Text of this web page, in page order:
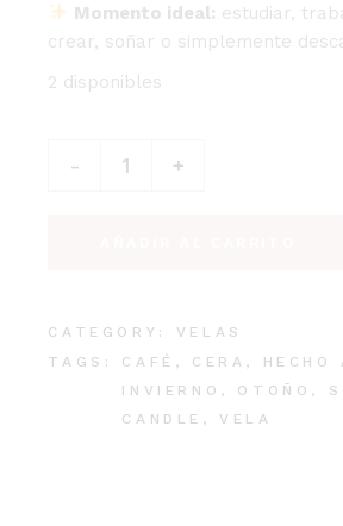
Momento ideal: estudiar,
crear, soñar o simplemente
2 disponibles
- +
CATEGORY:
VELAS
TAGS:
CAFÉ CERA HECHO
INVIERNO
OTOÑO
CANDLE
VELA